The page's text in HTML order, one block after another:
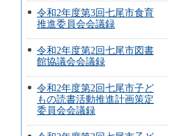
令和2年度第3回七尾市食育
推進委員会会議録
令和2年度第2回七尾市図書
館協議会会議録
令和2年度第2回七尾市子ど
もの読書活動推進計画策定
委員会会議録